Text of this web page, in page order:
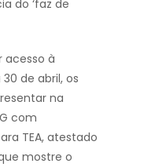
do ‘faz de
acesso à
de abril, os
na
com
TEA, atestado
mostre o